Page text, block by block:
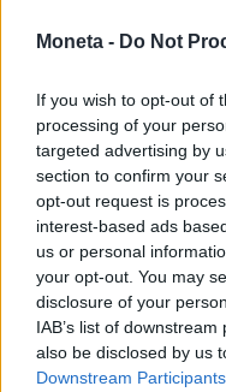
Moneta - Do Not
If you wish to opt-out of
processing of your
targeted advertising by
section to confirm your
opt-out request is
interest-based ads
us or personal
your opt-out. You may
disclosure of your
IAB’s list of
also be disclosed by us
Downstream Participants
Furia di Trump
dazi sui mercati.
asset
Titta Ferraro